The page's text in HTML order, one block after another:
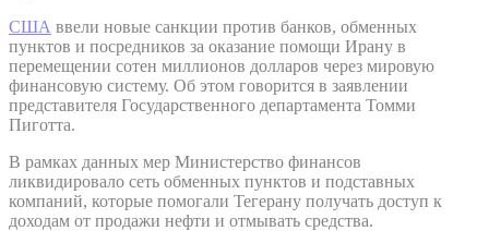
США ввели новые санкции против банков, обменных
пунктов и посредников за оказание помощи Ирану в
перемещении сотен миллионов долларов через мировую
финансовую систему. Об этом говорится в заявлении
представителя Государственного департамента Томми
Пиготта.
В рамках данных мер Министерство финансов
ликвидировало сеть обменных пунктов и подставных
компаний, которые помогали Тегерану получать доступ к
доходам от продажи нефти и отмывать средства.